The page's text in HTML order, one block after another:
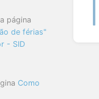
página
de férias"
- SID
Como